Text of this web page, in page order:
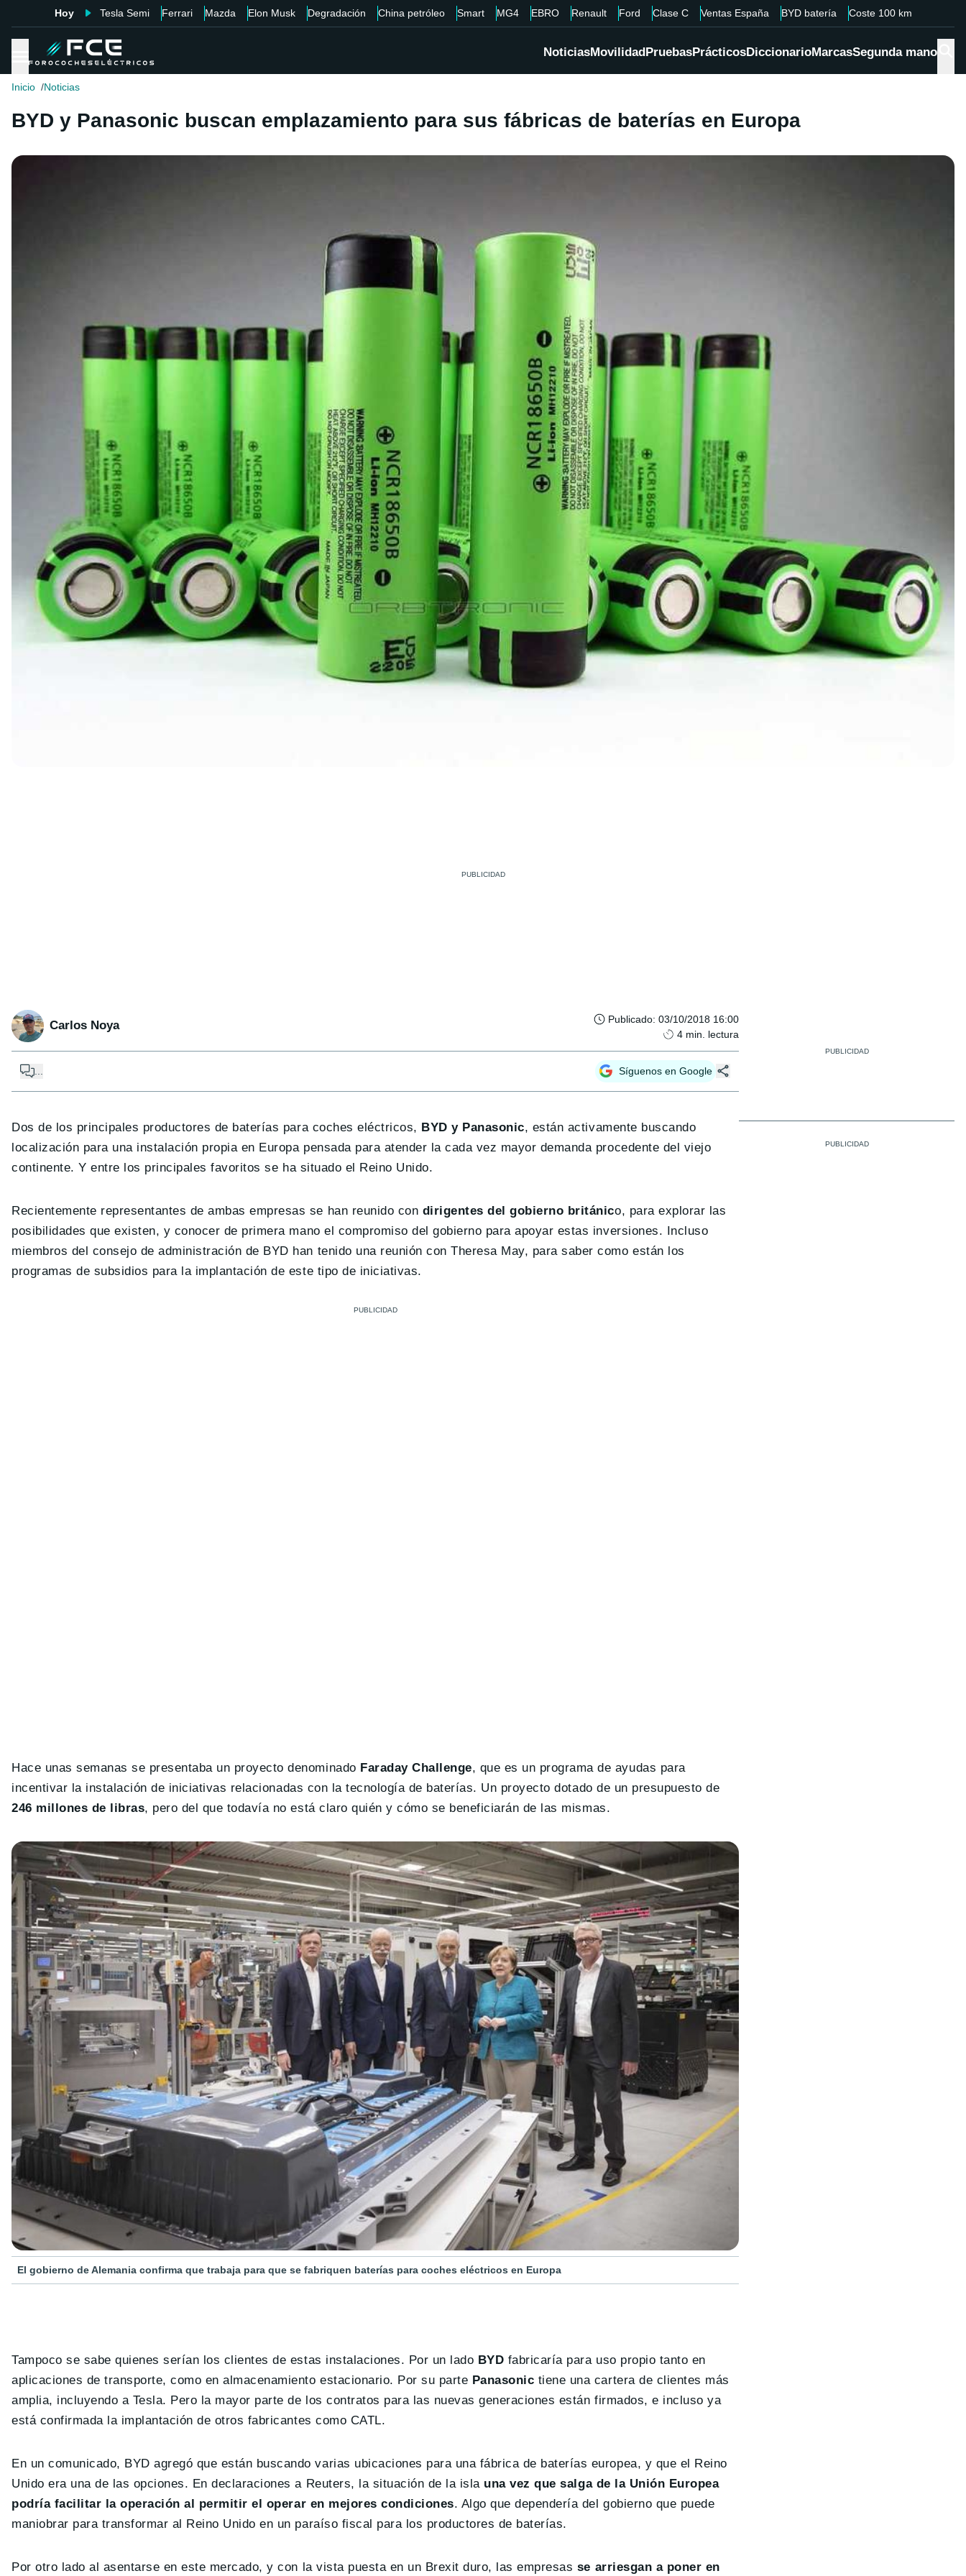
Hoy Tesla Semi Ferrari Mazda Elon Musk Degradación China petróleo Smart MG4 EBRO Renault Ford Clase C Ventas España BYD batería Coste 100 km
NoticiasMovilidadPruebasPrácticosDiccionarioMarcasSegunda mano
Inicio Noticias
BYD y Panasonic buscan emplazamiento para sus fábricas de baterías en Europa
Carlos Noya Publicado: 03/10/2018 16:00
4 min. lectura
Síguenos en Google
Dos de los principales productores de baterías para coches eléctricos, BYD y Panasonic, están activamente buscando
localización para una instalación propia en Europa pensada para atender la cada vez mayor demanda procedente del viejo
continente. Y entre los principales favoritos se ha situado el Reino Unido.
Recientemente representantes de ambas empresas se han reunido con dirigentes del gobierno británico, para explorar las
posibilidades que existen, y conocer de primera mano el compromiso del gobierno para apoyar estas inversiones. Incluso
miembros del consejo de administración de BYD han tenido una reunión con Theresa May, para saber como están los
programas de subsidios para la implantación de este tipo de iniciativas.
Hace unas semanas se presentaba un proyecto denominado Faraday Challenge, que es un programa de ayudas para
incentivar la instalación de iniciativas relacionadas con la tecnología de baterías. Un proyecto dotado de un presupuesto de
246 millones de libras, pero del que todavía no está claro quién y cómo se beneficiarán de las mismas.
El gobierno de Alemania confirma que trabaja para que se fabriquen baterías para coches eléctricos en Europa
Tampoco se sabe quienes serían los clientes de estas instalaciones. Por un lado BYD fabricaría para uso propio tanto en
aplicaciones de transporte, como en almacenamiento estacionario. Por su parte Panasonic tiene una cartera de clientes más
amplia, incluyendo a Tesla. Pero la mayor parte de los contratos para las nuevas generaciones están firmados, e incluso ya
está confirmada la implantación de otros fabricantes como CATL.
En un comunicado, BYD agregó que están buscando varias ubicaciones para una fábrica de baterías europea, y que el Reino
Unido era una de las opciones. En declaraciones a Reuters, la situación de la isla una vez que salga de la Unión Europea
podría facilitar la operación al permitir el operar en mejores condiciones. Algo que dependería del gobierno que puede
maniobrar para transformar al Reino Unido en un paraíso fiscal para los productores de baterías.
Por otro lado al asentarse en este mercado, y con la vista puesta en un Brexit duro, las empresas se arriesgan a poner en